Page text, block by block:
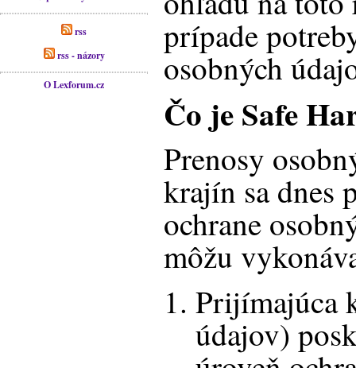
rss
rss - názory
O Lexforum.cz
prípade
osobných
Čo je Safe
Prenosy
krajín sa dnes
ochrane
môžu
Prijímajúca
údajov)